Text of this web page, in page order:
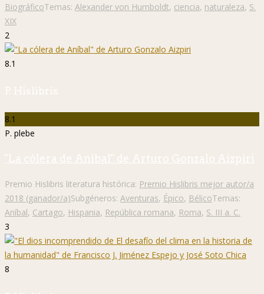
BiográficoTemas: Alexander von Humboldt, ciencia, naturaleza, S.
XIX
2
8.1
P. Hislibris
8.1
P. plebe
"La cólera de Aníbal" de Arturo Gonzalo Aizpiri
Premio Hislibris literatura histórica: Premio Hislibris mejor autor/a
2018 (ganador/a)Subgéneros: Aventuras, Épico, BélicoTemas:
Aníbal, Cartago, Hispania, República romana, Roma, S. III a. C.
3
8